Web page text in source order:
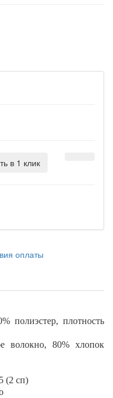
в 1 клик
оплаты
полиэстер, плотность
волокно, 80% хлопок
(2 сп)